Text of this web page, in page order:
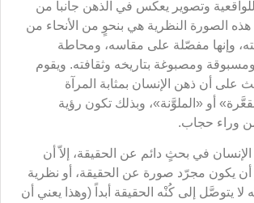
وتصوير يعكس في الذهن جانباً من
هذه الصورة النظرية هي بنحوٍ من الأنحاء من
وإنها مفصّلة على مقاسه، ومحاطة
ومصبوغة بتاريخه وثقافته. ويقوم
على أن ذهن الإنسان بمثابة المرآة
أو «الملوَّنة»، وبذلك تكون رؤية
من وراء حجاب.
في بحثٍ دائم عن الحقيقة، إلاّ أن
أن يكون مجرّد صورة عن الحقيقة، أو نظرية
لا يتوصَّل إلى كُنْه الحقيقة أبداً (وهذا يعني أن